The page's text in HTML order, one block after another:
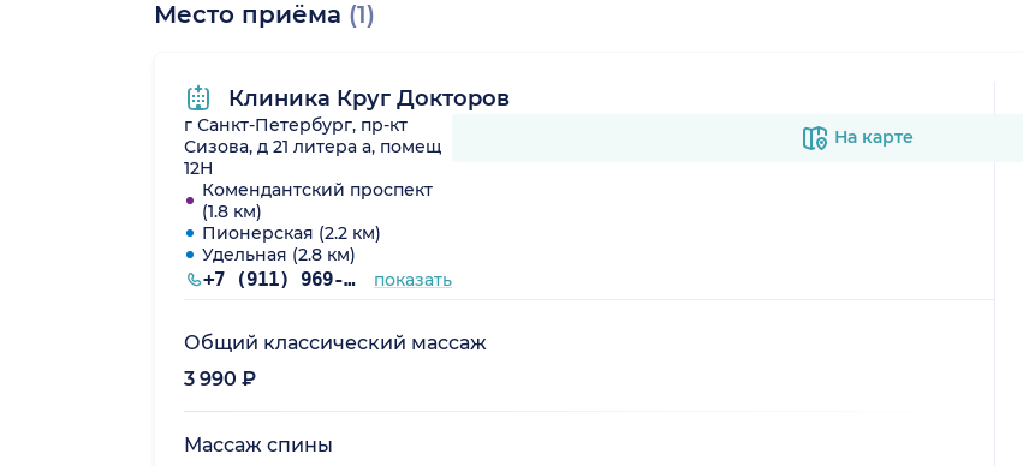
Место приёма (1)
Клиника Круг Докторов
г Санкт-Петербург, пр-кт
Сизова, д 21 литера а, помещ
12Н
Комендантский проспект
(1.8 км)
Пионерская (2.2 км)
Удельная (2.8 км)
+7 (911) 969-00-03 показать
На карте
Общий классический массаж
3 990 ₽
Массаж спины